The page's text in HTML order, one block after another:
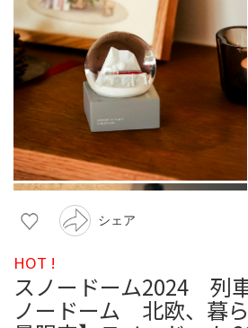
シェア
HOT !
スノードーム2024 列
ノードーム 北欧、暮